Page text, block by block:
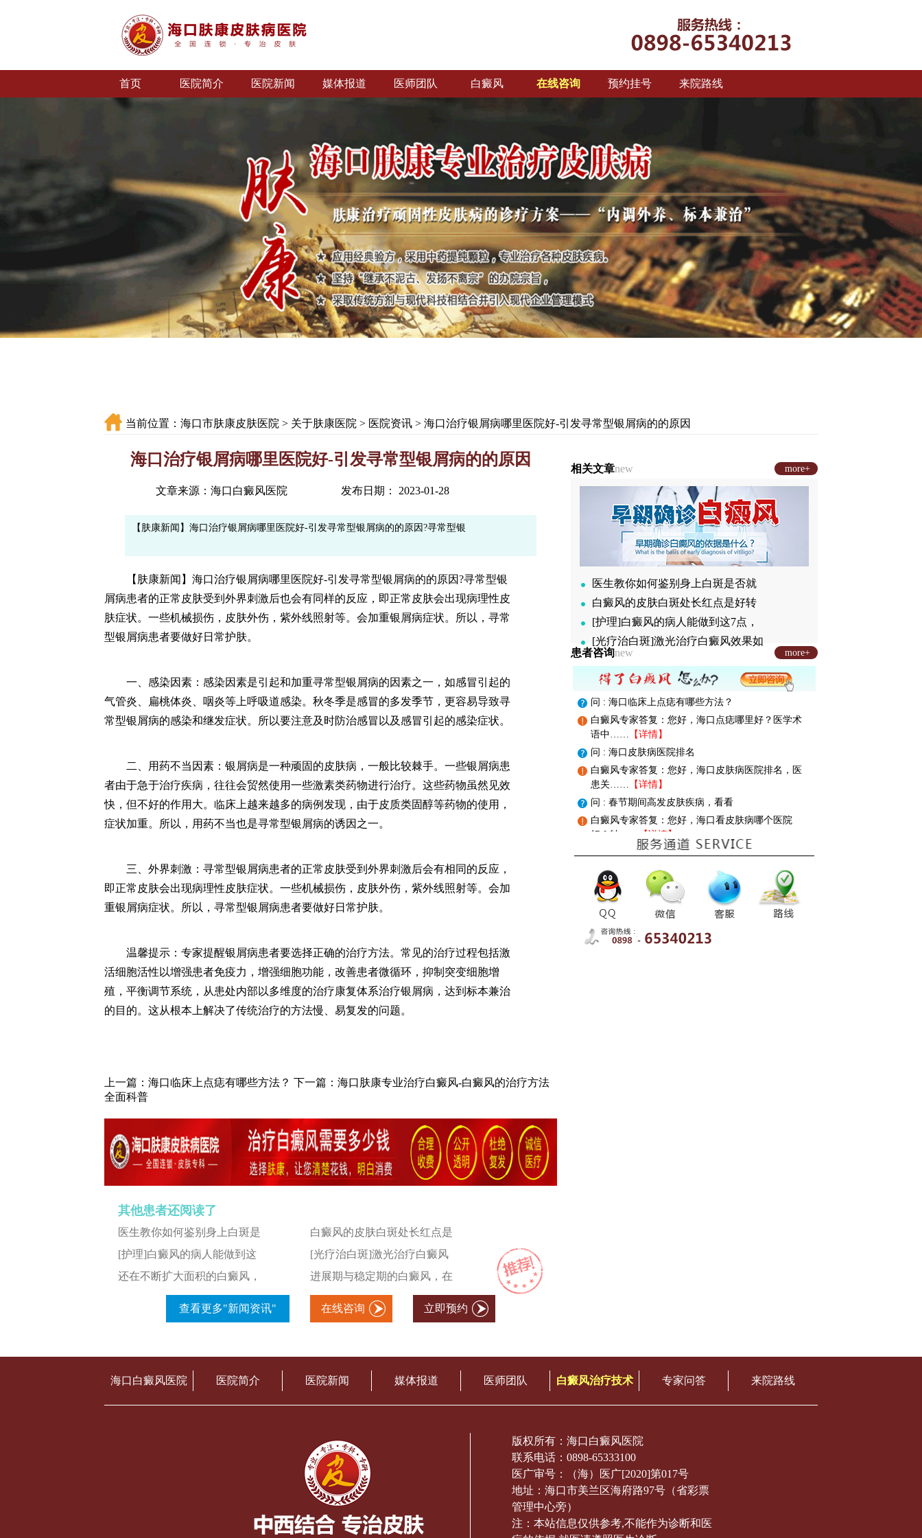
首页 医院简介 医院新闻 媒体报道 医师团队 白癜风 在线咨询 预约挂号 来院路线
当前位置： 海口市肤康皮肤医院 > 关于肤康医院 > 医院资讯 > 海口治疗银屑病哪里医院好-引发寻常型银屑病的的原因
海口治疗银屑病哪里医院好-引发寻常型银屑病的的原因
文章来源：海口白癜风医院 发布日期： 2023-01-28
【肤康新闻】海口治疗银屑病哪里医院好-引发寻常型银屑病的的原因?寻常型银
【肤康新闻】海口治疗银屑病哪里医院好-引发寻常型银屑病的的原因?寻常型银
屑病患者的正常皮肤受到外界刺激后也会有同样的反应，即正常皮肤会出现病理性皮
肤症状。一些机械损伤，皮肤外伤，紫外线照射等。会加重银屑病症状。所以，寻常
型银屑病患者要做好日常护肤。
一、感染因素：感染因素是引起和加重寻常型银屑病的因素之一，如感冒引起的
气管炎、扁桃体炎、咽炎等上呼吸道感染。秋冬季是感冒的多发季节，更容易导致寻
常型银屑病的感染和继发症状。所以要注意及时防治感冒以及感冒引起的感染症状。
二、用药不当因素：银屑病是一种顽固的皮肤病，一般比较棘手。一些银屑病患
者由于急于治疗疾病，往往会贸然使用一些激素类药物进行治疗。这些药物虽然见效
快，但不好的作用大。临床上越来越多的病例发现，由于皮质类固醇等药物的使用，
症状加重。所以，用药不当也是寻常型银屑病的诱因之一。
三、外界刺激：寻常型银屑病患者的正常皮肤受到外界刺激后会有相同的反应，
即正常皮肤会出现病理性皮肤症状。一些机械损伤，皮肤外伤，紫外线照射等。会加
重银屑病症状。所以，寻常型银屑病患者要做好日常护肤。
温馨提示：专家提醒银屑病患者要选择正确的治疗方法。常见的治疗过程包括激
活细胞活性以增强患者免疫力，增强细胞功能，改善患者微循环，抑制突变细胞增
殖，平衡调节系统，从患处内部以多维度的治疗康复体系治疗银屑病，达到标本兼治
的目的。这从根本上解决了传统治疗的方法慢、易复发的问题。
上一篇： 海口临床上点痣有哪些方法？ 下一篇： 海口肤康专业治疗白癜风-白癜风的治疗方法
全面科普
其他患者还阅读了
医生教你如何鉴别身上白斑是
白癜风的皮肤白斑处长红点是
[护理]白癜风的病人能做到这
[光疗治白斑]激光治疗白癜风
还在不断扩大面积的白癜风，
进展期与稳定期的白癜风，在
查看更多"新闻资讯" 在线咨询 立即预约
相关文章new more+
医生教你如何鉴别身上白斑是否就
白癜风的皮肤白斑处长红点是好转
[护理]白癜风的病人能做到这7点，
[光疗治白斑]激光治疗白癜风效果如
患者咨询new more+
问 : 海口临床上点痣有哪些方法？
白癜风专家答复：您好，海口点痣哪里好？医学术
语中…… 【详情】
问 : 海口皮肤病医院排名
白癜风专家答复：您好，海口皮肤病医院排名，医
患关…… 【详情】
问 : 春节期间高发皮肤疾病，看看
白癜风专家答复：您好，海口看皮肤病哪个医院
好？转……
【详情】
海口白癜风医院 医院简介 医院新闻 媒体报道 医师团队 白癜风治疗技术 专家问答 来院路线
版权所有：海口白癜风医院
联系电话：0898-65333100
医广审号：（海）医广[2020]第017号
地址：海口市美兰区海府路97号（省彩票
管理中心旁）
注：本站信息仅供参考,不能作为诊断和医